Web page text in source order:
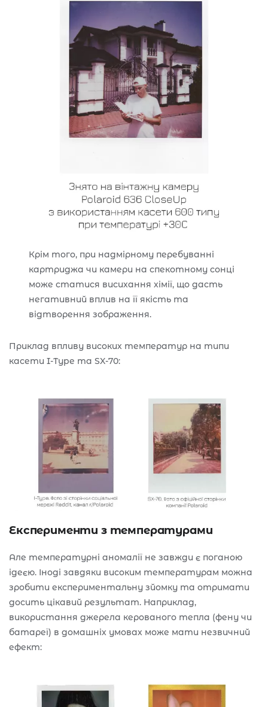
Крім того, при надмірному перебуванні
картриджа чи камери на спекотному сонці
може статися висихання хімії, що дасть
негативний вплив на її якість та
відтворення зображення.
Приклад впливу високих температур на типи
касети I-Type та SX-70:
Експерименти з температурами
Але температурні аномалії не завжди є поганою
ідеєю. Іноді завдяки високим температурам можна
зробити експериментальну зйомку та отримати
досить цікавий результат. Наприклад,
використання джерела керованого тепла (фену чи
батареї) в домашніх умовах може мати незвичний
ефект: